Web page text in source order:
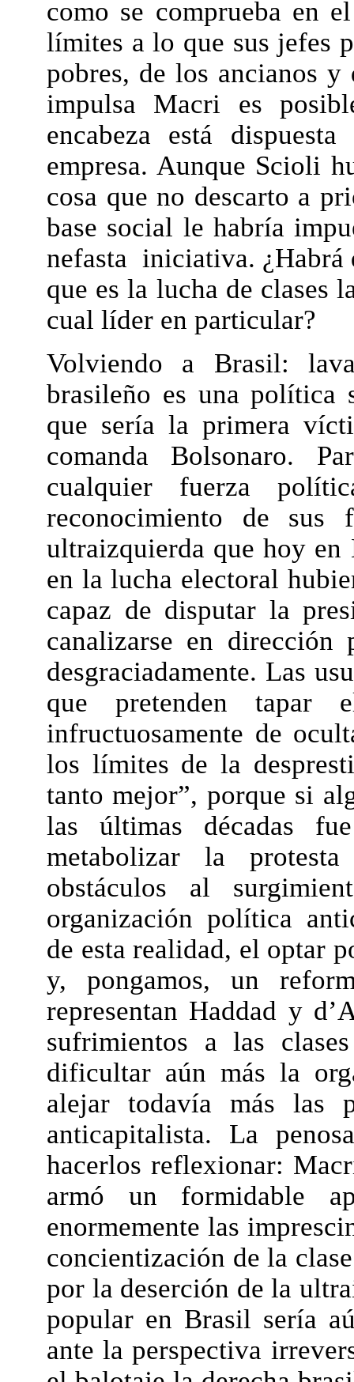
como se comprueba en
límites a lo que sus jefes
pobres, de los ancianos
impulsa Macri es
encabeza está
empresa. Aunque Scioli
cosa que no descarto a
base social le habría
nefasta iniciativa. ¿Habrá
que es la lucha de clases
cual líder en particular?
Volviendo a Brasil:
brasileño es una política
que sería la primera
comanda Bolsonaro.
cualquier fuerza
reconocimiento de sus
ultraizquierda que hoy en
en la lucha electoral
capaz de disputar la
canalizarse en
desgraciadamente. Las
que pretenden
infructuosamente de
los límites de la
tanto mejor”, porque si
las últimas décadas
metabolizar la
obstáculos al
organización política
de esta realidad, el optar
y, pongamos, un
representan Haddad y
sufrimientos a las
dificultar aún más la
alejar todavía más las
anticapitalista. La
hacerlos reflexionar:
armó un formidable
enormemente las
concientización de la
por la deserción de la
popular en Brasil sería
ante la perspectiva